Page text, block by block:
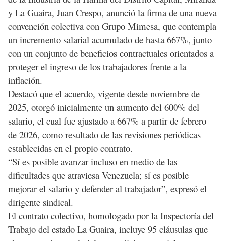
y La Guaira, Juan Crespo, anunció la firma de una nueva
convención colectiva con Grupo Mimesa, que contempla
un incremento salarial acumulado de hasta 667%, junto
con un conjunto de beneficios contractuales orientados a
proteger el ingreso de los trabajadores frente a la
inflación.
Destacó que el acuerdo, vigente desde noviembre de
2025, otorgó inicialmente un aumento del 600% del
salario, el cual fue ajustado a 667% a partir de febrero
de 2026, como resultado de las revisiones periódicas
establecidas en el propio contrato.
“Sí es posible avanzar incluso en medio de las
dificultades que atraviesa Venezuela; sí es posible
mejorar el salario y defender al trabajador”, expresó el
dirigente sindical.
El contrato colectivo, homologado por la Inspectoría del
Trabajo del estado La Guaira, incluye 95 cláusulas que